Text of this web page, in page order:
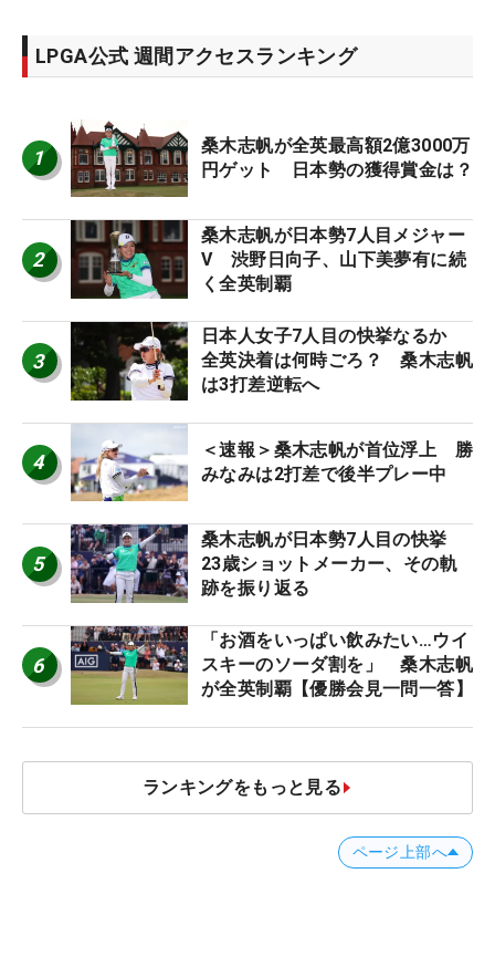
LPGA公式 週間アクセスランキング
1
桑木志帆が全英最高額2億3000万
円ゲット 日本勢の獲得賞金は？
2
桑木志帆が日本勢7人目メジャー
V 渋野日向子、山下美夢有に続
く全英制覇
3
日本人女子7人目の快挙なるか
全英決着は何時ごろ？ 桑木志帆
は3打差逆転へ
4
＜速報＞桑木志帆が首位浮上 勝
みなみは2打差で後半プレー中
5
桑木志帆が日本勢7人目の快挙
23歳ショットメーカー、その軌
跡を振り返る
6
「お酒をいっぱい飲みたい…ウイ
スキーのソーダ割を」 桑木志帆
が全英制覇【優勝会見一問一答】
ランキングをもっと見る
ページ上部へ